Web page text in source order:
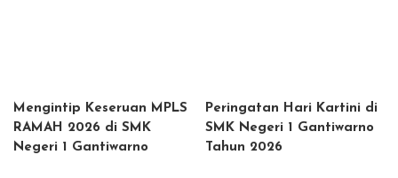
Mengintip Keseruan MPLS
RAMAH 2026 di SMK
Negeri 1 Gantiwarno
Peringatan Hari Kartini di
SMK Negeri 1 Gantiwarno
Tahun 2026